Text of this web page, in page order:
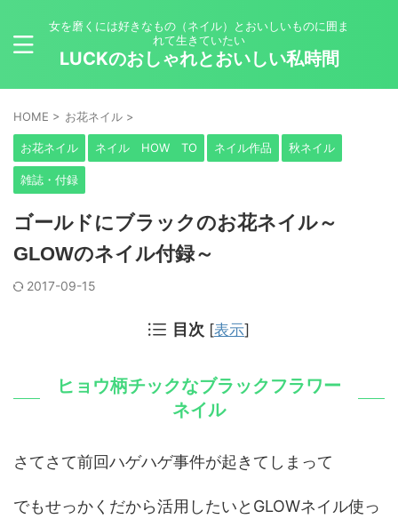
女を磨くには好きなもの（ネイル）とおいしいものに囲ま
れて生きていたい
LUCKのおしゃれとおいしい私時間
HOME > お花ネイル >
お花ネイル ネイル HOW TO ネイル作品 秋ネイル
雑誌・付録
ゴールドにブラックのお花ネイル～
GLOWのネイル付録～
2017-09-15
目次 [表示]
ヒョウ柄チックなブラックフラワー
ネイル
さてさて前回ハゲハゲ事件が起きてしまって
でもせっかくだから活用したいと GLOWネイル使っ